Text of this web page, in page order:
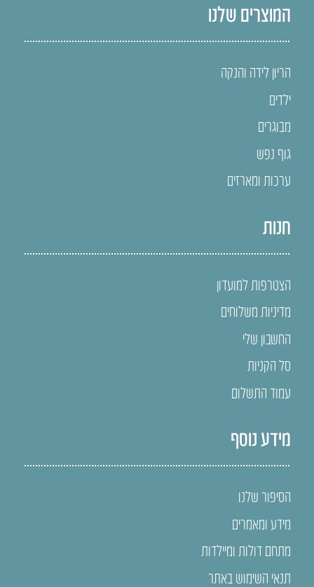
המוצרים שלנו
הריון לידה והנקה
ילדים
מבוגרים
גוף נפש
ערכות ומארזים
חנות
הצטרפות למועדון
מדיניות משלוחים
החשבון שלי
סל הקניות
עמוד התשלום
מידע נוסף
הסיפור שלנו
מידע ומאמרים
מתחם דולות ומיילדות
תנאי השימוש באתר